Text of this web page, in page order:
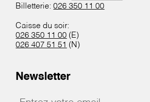
Billetterie:026 350 11 00
Caisse du soir:
026 350 11 00 (E)
026 407 51 51 (N)
Newsletter